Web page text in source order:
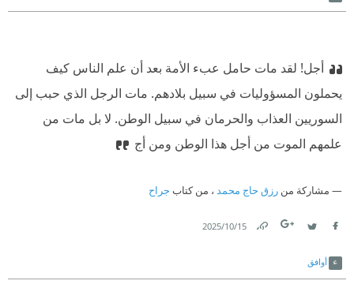
أجل! لقد مات حامل عبء الأمة بعد أن علم الناس كيف
يحملون المسؤوليات في سبيل بلادهم. مات الرجل الذي حبب إلى
السوريين العذاب والحرمان في سبيل الوطن. لا بل مات من
علمهم الموت من أجل هذا الوطن ومن أج
مشاركة من رزق حاج محمد ، من كتاب جراح
15‏/10‏/2025
أوافق